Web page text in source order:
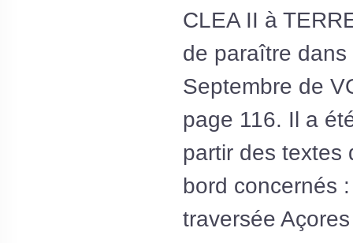
CLEA II à
de paraître
Septembre de
page 116. Il a
partir des textes
bord concernés
traversée